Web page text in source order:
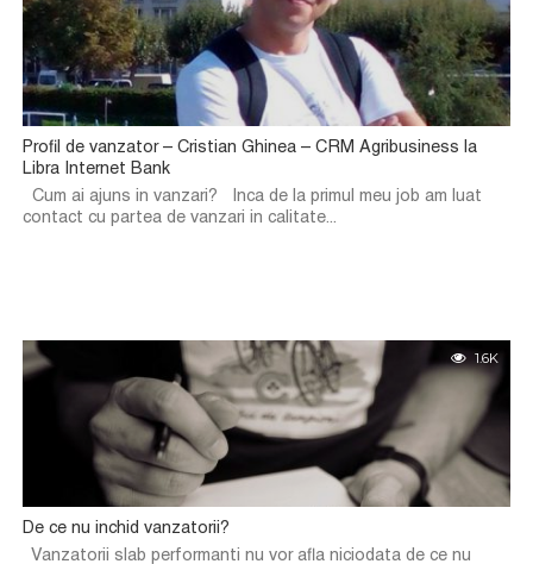
Profil de vanzator – Cristian Ghinea – CRM Agribusiness la
Libra Internet Bank
Cum ai ajuns in vanzari? Inca de la primul meu job am luat
contact cu partea de vanzari in calitate...
1.6K
De ce nu inchid vanzatorii?
Vanzatorii slab performanti nu vor afla niciodata de ce nu